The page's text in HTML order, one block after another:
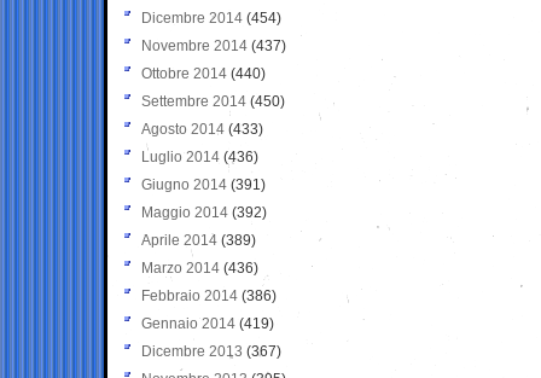
Dicembre 2014 (454)
Novembre 2014 (437)
Ottobre 2014 (440)
Settembre 2014 (450)
Agosto 2014 (433)
Luglio 2014 (436)
Giugno 2014 (391)
Maggio 2014 (392)
Aprile 2014 (389)
Marzo 2014 (436)
Febbraio 2014 (386)
Gennaio 2014 (419)
Dicembre 2013 (367)